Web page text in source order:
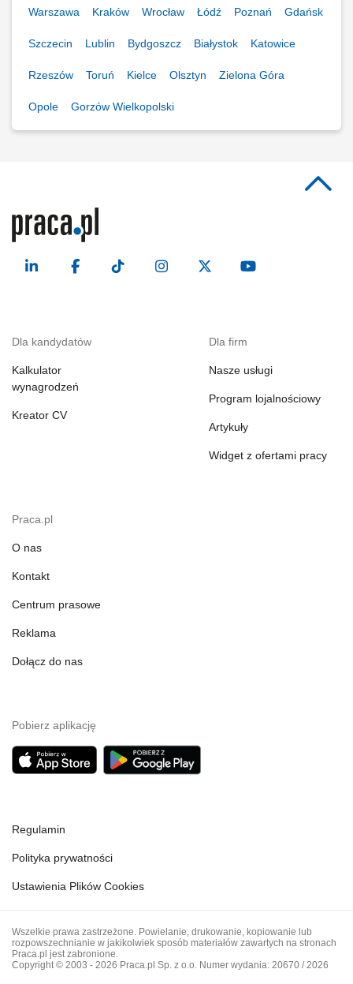
Warszawa Kraków Wrocław Łódź Poznań Gdańsk
Szczecin Lublin Bydgoszcz Białystok Katowice
Rzeszów Toruń Kielce Olsztyn Zielona Góra
Opole Gorzów Wielkopolski
Dla kandydatów
Kalkulator
wynagrodzeń
Kreator CV
Dla firm
Nasze usługi
Program lojalnościowy
Artykuły
Widget z ofertami pracy
Praca.pl
O nas
Kontakt
Centrum prasowe
Reklama
Dołącz do nas
Pobierz aplikację
Regulamin
Polityka prywatności
Ustawienia Plików Cookies
Wszelkie prawa zastrzeżone. Powielanie, drukowanie, kopiowanie lub
rozpowszechnianie w jakikolwiek sposób materiałów zawartych na stronach
Praca.pl jest zabronione.
Copyright © 2003 - 2026 Praca.pl Sp. z o.o. Numer wydania: 20670 / 2026